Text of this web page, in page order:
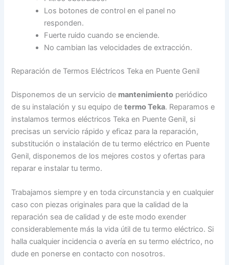
Los botones de control en el panel no
responden.
Fuerte ruido cuando se enciende.
No cambian las velocidades de extracción.
Reparación de Termos Eléctricos Teka en Puente Genil
Disponemos de un servicio de mantenimiento periódico
de su instalación y su equipo determo Teka. Reparamos e
instalamos termos eléctricos Teka en Puente Genil, si
precisas un servicio rápido y eficaz para la reparación,
substitución o instalación de tu termo eléctrico en Puente
Genil, disponemos de los mejores costos y ofertas para
reparar e instalar tu termo.
Trabajamos siempre y en toda circunstancia y en cualquier
caso con piezas originales para que la calidad de la
reparación sea de calidad y de este modo exender
considerablemente más la vida útil de tu termo eléctrico. Si
halla cualquier incidencia o avería en su termo eléctrico, no
dude en ponerse en contacto con nosotros.